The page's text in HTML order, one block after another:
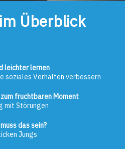
Überblick
leichter lernen
soziales Verhalten verbessern
fruchtbaren Moment
mit Störungen
das sein?
Jungs